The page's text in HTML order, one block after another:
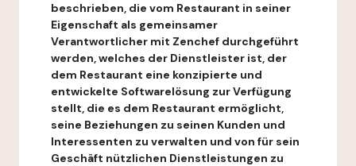
beschrieben, die vom Restaurant in seiner
Eigenschaft als gemeinsamer
Verantwortlicher mit Zenchef durchgeführt
werden, welches der Dienstleister ist, der
dem Restaurant eine konzipierte und
entwickelte Softwarelösung zur Verfügung
stellt, die es dem Restaurant ermöglicht,
seine Beziehungen zu seinen Kunden und
Interessenten zu verwalten und von für sein
Geschäft nützlichen Dienstleistungen zu